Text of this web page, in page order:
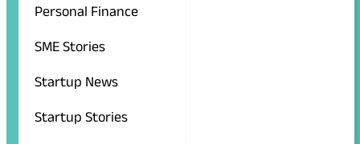
Personal Finance
SME Stories
Startup News
Startup Stories